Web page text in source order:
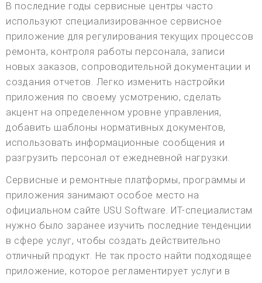
В последние годы сервисные центры часто
используют специализированное сервисное
приложение для регулирования текущих процессов
ремонта, контроля работы персонала, записи
новых заказов, сопроводительной документации и
создания отчетов. Легко изменить настройки
приложения по своему усмотрению, сделать
акцент на определенном уровне управления,
добавить шаблоны нормативных документов,
использовать информационные сообщения и
разгрузить персонал от ежедневной нагрузки.
Сервисные и ремонтные платформы, программы и
приложения занимают особое место на
официальном сайте USU Software. ИТ-специалистам
нужно было заранее изучить последние тенденции
в сфере услуг, чтобы создать действительно
отличный продукт. Не так просто найти подходящее
приложение, которое регламентирует услуги в